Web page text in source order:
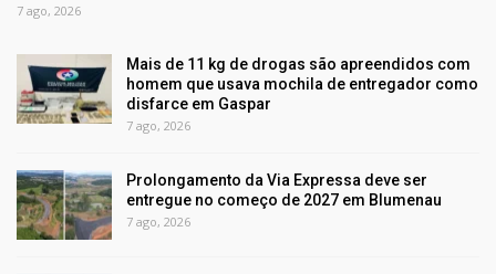
7 ago, 2026
Mais de 11 kg de drogas são apreendidos com
homem que usava mochila de entregador como
disfarce em Gaspar
7 ago, 2026
Prolongamento da Via Expressa deve ser
entregue no começo de 2027 em Blumenau
7 ago, 2026